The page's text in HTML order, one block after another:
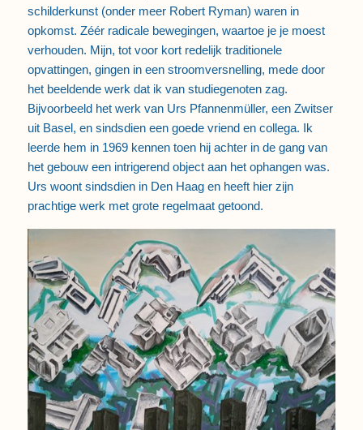
schilderkunst (onder meer Robert Ryman) waren in
opkomst. Zéér radicale bewegingen, waartoe je je moest
verhouden. Mijn, tot voor kort redelijk traditionele
opvattingen, gingen in een stroomversnelling, mede door
het beeldende werk dat ik van studiegenoten zag.
Bijvoorbeeld het werk van Urs Pfannenmüller, een Zwitser
uit Basel, en sindsdien een goede vriend en collega. Ik
leerde hem in 1969 kennen toen hij achter in de gang van
het gebouw een intrigerend object aan het ophangen was.
Urs woont sindsdien in Den Haag en heeft hier zijn
prachtige werk met grote regelmaat getoond.